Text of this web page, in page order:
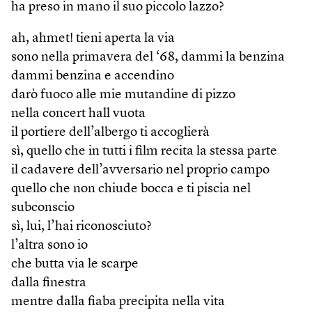
ha preso in mano il suo piccolo lazzo?
ah, ahmet! tieni aperta la via
sono nella primavera del ‘68, dammi la benzina
dammi benzina e accendino
darò fuoco alle mie mutandine di pizzo
nella concert hall vuota
il portiere dell’albergo ti accoglierà
sì, quello che in tutti i film recita la stessa parte
il cadavere dell’avversario nel proprio campo
quello che non chiude bocca e ti piscia nel
subconscio
sì, lui, l’hai riconosciuto?
l’altra sono io
che butta via le scarpe
dalla finestra
mentre dalla fiaba precipita nella vita